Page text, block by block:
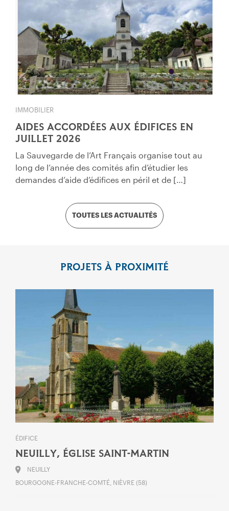
TOUTES LES ACTUALITÉS
IMMOBILIER
AIDES ACCORDÉES AUX ÉDIFICES EN
JUILLET 2026
La Sauvegarde de l’Art Français organise tout au
long de l’année des comités afin d’étudier les
demandes d’aide d’édifices en péril et de […]
PROJETS À PROXIMITÉ
ÉDIFICE
NEUILLY, ÉGLISE SAINT-MARTIN
NEUILLY
BOURGOGNE-FRANCHE-COMTÉ, NIÈVRE (58)